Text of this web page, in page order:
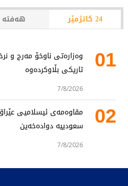
24 کاتژمێر هەفتە
01
وەزارەتی ناوخۆ مەرج و
تاریکی بڵاوکردەوە
7/8/2026
02
مقاوەمەی ئیسلامیی
سعودییە دوادەخەین
7/8/2026